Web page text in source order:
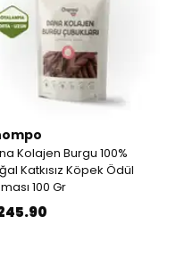
Kolajen Burgu 100%
Katkısız Köpek Ödül
100 Gr